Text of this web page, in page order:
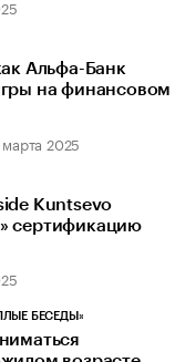
Альфа-Банк
на финансовом
2025
Kuntsevo
сертификацию
БЕСЕДЫ»